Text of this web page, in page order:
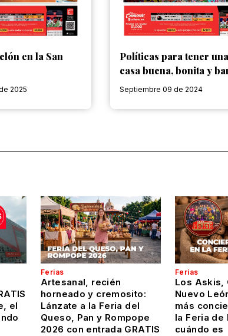
en la San
2025
Políticas para tener una
casa buena, bonita y
Septiembre 09 de 2024
el
Ferias
Artesanal, recién
horneado y cremosito:
Lánzate a la Feria del
Queso, Pan y Rompope
2026 con entrada GRATIS
Ferias
Los Askis,
Nuevo
más
la Feria de
cuándo es